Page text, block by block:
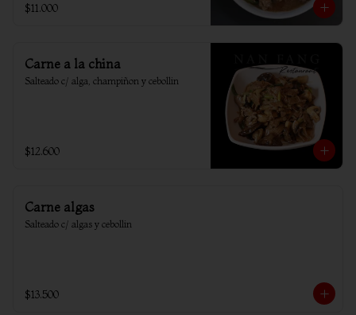
$11.000
Carne a la china
Salteado c/ alga, champiñon y cebollin
$12.600
Carne algas
Salteado c/ algas y cebollin
$13.500